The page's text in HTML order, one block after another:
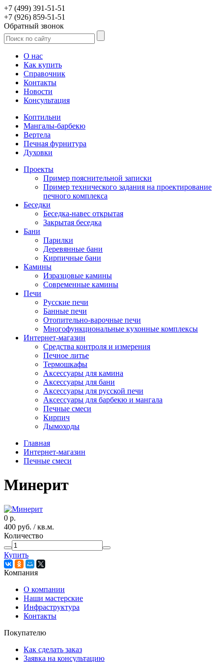
+7 (499) 391-51-51
+7 (926) 859-51-51
Обратный звонок
О нас
Как купить
Справочник
Контакты
Новости
Консультация
Коптильни
Мангалы-барбекю
Вертела
Печная фурнитура
Духовки
Проекты
Пример пояснительной записки
Пример технического задания на проектирование
печного комплекса
Беседки
Беседка-навес открытая
Закрытая беседка
Бани
Парилки
Деревянные бани
Кирпичные бани
Камины
Изразцовые камины
Современные камины
Печи
Русские печи
Банные печи
Отопительно-варочные печи
Многофункциональные кухонные комплексы
Интернет-магазин
Средства контроля и измерения
Печное литье
Термошкафы
Аксессуары для камина
Аксессуары для бани
Аксессуары для русской печи
Аксессуары для барбекю и мангала
Печные смеси
Кирпич
Дымоходы
Главная
Интернет-магазин
Печные смеси
Минерит
0 р.
400 руб. / кв.м.
Количество
Купить
Компания
О компании
Наши мастерские
Инфраструктура
Контакты
Покупателю
Как сделать заказ
Заявка на консультацию